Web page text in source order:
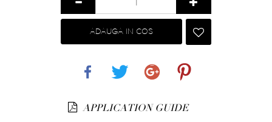
ADAUGA IN COS
APPLICATION GUIDE